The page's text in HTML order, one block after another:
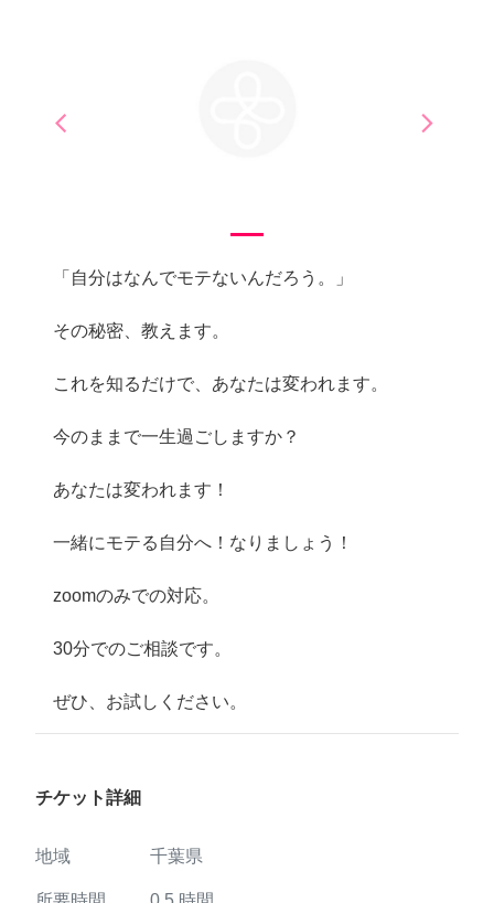
arrow_back_iosPrevious arrow_forward_iosNext
「自分はなんでモテないんだろう。」
その秘密、教えます。
これを知るだけで、あなたは変われます。
今のままで一生過ごしますか？
あなたは変われます！
一緒にモテる自分へ！なりましょう！
zoomのみでの対応。
30分でのご相談です。
ぜひ、お試しください。
チケット詳細
地域 千葉県